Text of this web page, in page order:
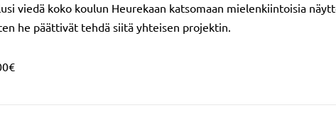
viedä koko koulun Heurekaan katsomaan mielenkiintoisia
he päättivät tehdä siitä yhteisen projektin.